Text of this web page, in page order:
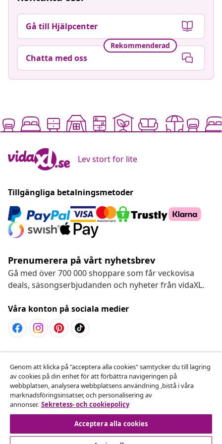
Gå till Hjälpcenter
Rekommenderad
Chatta med oss
Lev stort for lite
Tillgängliga betalningsmetoder
Prenumerera på vårt nyhetsbrev
Gå med över 700 000 shoppare som får veckovisa
deals, säsongserbjudanden och nyheter från vidaXL.
Våra konton på sociala medier
Avbryta avtalet
Skicka in en begäran om uttag för din beställning.
Avbryta avtalet
Kundservice
Genom att klicka på "acceptera alla cookies" samtycker du till lagring
av cookies på din enhet för att förbättra navigeringen på
webbplatsen, analysera webbplatsens användning ,bistå i våra
marknadsföringsinsatser, och personalisering av
annonser. Sekretess- och cookiepolicy
Acceptera alla cookies